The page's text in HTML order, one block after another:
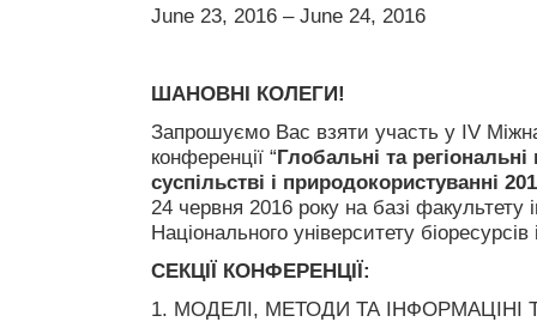
June 23, 2016 – June 24, 2016
ШАНОВНІ КОЛЕГИ!
Запрошуємо Вас взяти участь у ІV
конференції “Глобальні та
суспільстві і природокористуванні
24 червня 2016 року на базі факультету
Національного університету
СЕКЦІЇ КОНФЕРЕНЦІЇ:
1. МОДЕЛІ, МЕТОДИ ТА ІНФОРМАЦІНІ